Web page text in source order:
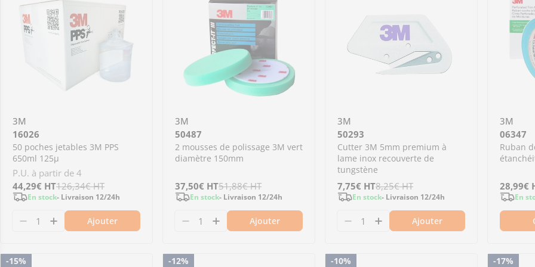
3M
16026
50 poches jetables 3M PPS
650ml 125µ
P.U. à partir de 4
Prix
vente
44,29€ HT
Prix
126,34€HT
En stock- Livraison 12/24h
Diminuer la quantité pour 16026 - 50 poches jetables 3M PPS 650ml 125µ
Augmenter la quantité pour 16026 - 50 poches jetables 3M PPS 650ml 125µ
Ajouter
3M
50487
2 mousses de polissage 3M vert
diamètre 150mm
Prix
vente
37,50€ HT
Prix
51,88€HT
En stock- Livraison 12/24h
Diminuer la quantité pour 50487 - 2 mousses de polissage 3M
Augmenter la quantité pour 50487 - 2 mousses de
Ajouter
3M
50293
Cutter 3M 5mm premium à
lame inox recouverte de
tungstène
Prix
vente
7,75€ HT
Prix
8,25€HT
En stock- Livraison 12/24h
Diminuer la quantité pour 50293
Augmenter la quantité pour
Ajouter
3M
06347
Ruban
Prix
de
vente
28,99€
Prix
régulier
En
-15% -12% -10% -17%